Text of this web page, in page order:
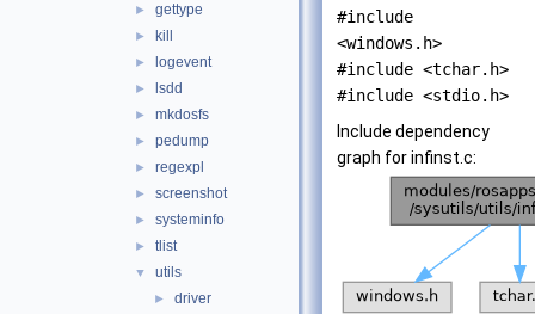
► gettype
► kill
► logevent
► lsdd
► mkdosfs
► pedump
► regexpl
► screenshot
► systeminfo
► tlist
▼ utils
► driver
#include
<windows.h>
#include <tchar.h>
#include <stdio.h>
Include dependency
graph for infinst.c: